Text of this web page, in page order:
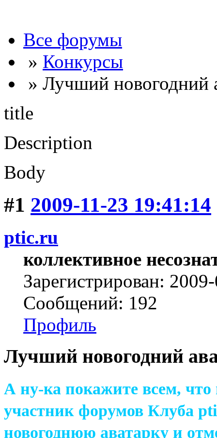
Все форумы
» Конкурсы
» Лучший новогодний
title
Description
Body
#1 2009-11-23 19:41:14
ptic.ru
коллективное
Зарегистрирован:
Сообщений: 192
Профиль
Лучший новогодний
А ну-ка покажите всем,
участник форумов Клуба
новогоднюю аватарку и